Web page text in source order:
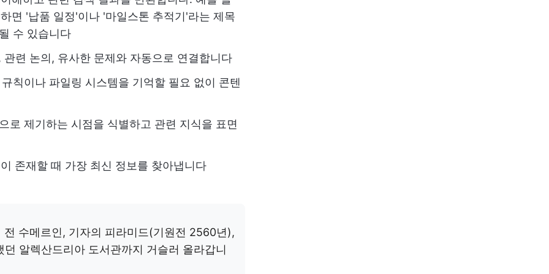
면 '납품 일정'이나 '마일스톤 추적기'라는 제목
수 있습니다
련 논의, 유사한 문제와 자동으로 연결합니다
칙이나 파일링 시스템을 기억할 필요 없이 콘텐
로 제기하는 시점을 식별하고 관련 지식을 표면
존재할 때 가장 최신 정보를 찾아냅니다
전 수메르인, 기자의 피라미드(기원전 2560년),
알렉산드리아 도서관까지 거슬러 올라갑니